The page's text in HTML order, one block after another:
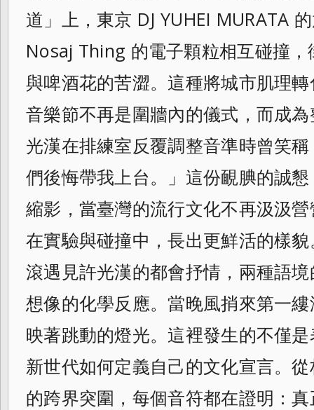
道」上，東京 DJ YUHEI MURATA
Nosaj Thing 的電子顆粒相互碰撞
與啤酒花的苦澀。這種將城市肌理
音樂節不再是圍牆內的儀式，而成
光漢在排練室反覆調整音準時曾笑
們後悔帶我上台。」這份靦腆的誠
縮影，當臺灣的流行文化不再汲汲
在實驗與碰撞中，長出更鮮活的樣
滾遇見許光漢的都會抒情，兩種語
想像的化學反應。當晚風捎來第一
映著跳動的燈光。這裡發生的不僅
新世代如何定義自己的文化宣言。
的跨界突圍，每個音符都在證明：